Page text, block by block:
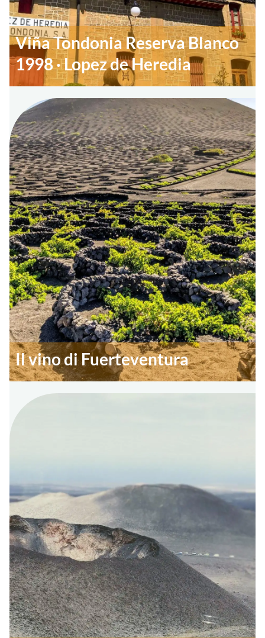
Viña Tondonia Reserva Blanco
1998 · Lopez de Heredia
Il vino di Fuerteventura